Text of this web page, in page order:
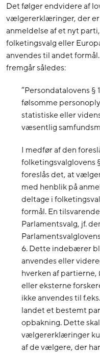
Det følger endvidere af
vælgererklæringer, der er
anmeldelse af et nyt
folketingsvalg eller
anvendes til andet
fremgår således:
”Persondatalovens
følsomme
statistiske eller
væsentlig
I medfør af den
folketingsvalglovens
foreslås det, at
med henblik på
deltage i
formål. En
Parlamentsvalg, jf.
6. Dette indebærer
anvendes eller
hverken af
eller eksterne
ikke anvendes til
landet et bestemt
opbakning. Dette
vælgererklæringer
af de vælgere, der